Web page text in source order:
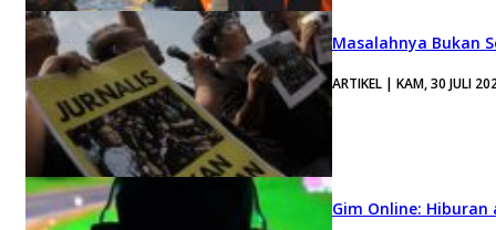
Masalahnya Bukan
ARTIKEL | KAM, 30 JULI
Gim Online: